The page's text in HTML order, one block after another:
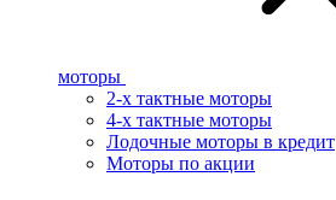
моторы
2-х тактные моторы
4-х тактные моторы
Лодочные моторы в кредит
Моторы по акции